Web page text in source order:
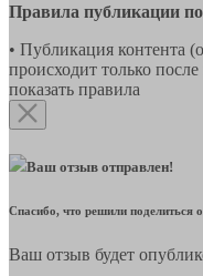
Правила публикации
• Публикация контента
происходит только
показать правила
Ваш отзыв отправлен!
Спасибо, что решили поделиться
Ваш отзыв будет